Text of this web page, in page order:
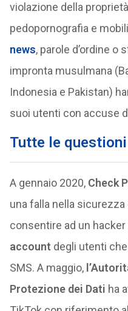
violazione della
pedopornografia e
news, parole d’ordine o
impronta musulmana
Indonesia e Pakistan)
suoi utenti con accuse
Tutte le
A gennaio 2020, Check
una falla nella sicurezza
consentire ad un hacker
account degli utenti
SMS. A maggio,
Protezione dei Dati ha